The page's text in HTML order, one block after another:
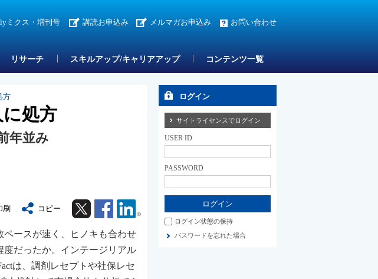
ミクス・増刊号 講読お申込み メルマガお申込み お問い合わせ
リサーチ スキルアップ/キャリアアップ コンテンツ一覧
方
処方
年並み
刷 コピー Twitter Facebook
ペースが速く、ヒノキも合わせ
だったか。インテージリアル
は、調剤レセプトや社保レセ
ログイン
サイトライセンスでログイン
USER ID
PASSWORD
ログイン状態の保持
パスワードを忘れた場合